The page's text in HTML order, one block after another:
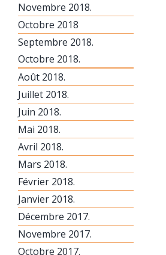
Novembre 2018.
Octobre 2018
Septembre 2018.
Octobre 2018.
Août 2018.
Juillet 2018.
Juin 2018.
Mai 2018.
Avril 2018.
Mars 2018.
Février 2018.
Janvier 2018.
Décembre 2017.
Novembre 2017.
Octobre 2017.